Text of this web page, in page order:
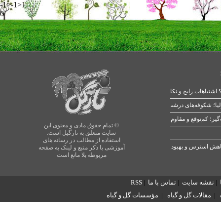
-1>-1>1
0
© تمام حقوق مادی و معنوی این
سایت متعلق به نارگیل است.
استفاده از مطالب در رسانه های
آموزشی با ذکر منبع و لینک به صفحه
مربوطه بلا مانع است
رایج و نکات طلایی
شکوفه‌های درشت در بهار
| نقشه سایت | تماس با ما |
RSS
| مقالات گل و گیاه | مؤسسات گل و گیاه